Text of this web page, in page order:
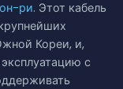
ри. Этот кабель
Кореи, и,
с